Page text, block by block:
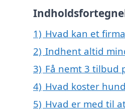
1) Hvad kan et
2) Indhent altid
3) Få nemt 3 tilbud
4) Hvad koster
5) Hvad er med til